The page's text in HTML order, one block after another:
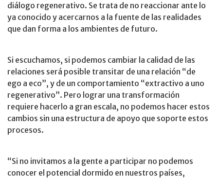
diálogo regenerativo. Se trata de no reaccionar ante lo
ya conocido y acercarnos a la fuente de las realidades
que dan forma a los ambientes de futuro.
Si escuchamos, si podemos cambiar la calidad de las
relaciones será posible transitar de una relación “de
ego a eco”, y de un comportamiento “extractivo a uno
regenerativo”. Pero lograr una transformación
requiere hacerlo a gran escala, no podemos hacer estos
cambios sin una estructura de apoyo que soporte estos
procesos.
“Si no invitamos a la gente a participar no podemos
conocer el potencial dormido en nuestros países,